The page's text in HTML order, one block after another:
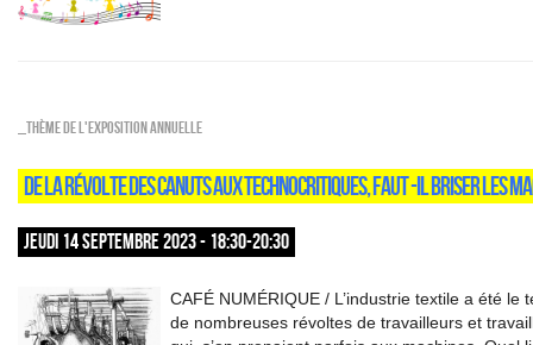
_Thème de l'exposition annuelle
DE LA RÉVOLTE DES CANUTS AUX TECHNOCRITIQUES, FAUT -IL BRISER LES
JEUDI 14 SEPTEMBRE 2023 - 18:30-20:30
CAFÉ NUMÉRIQUE / L’industrie textile a été le
de nombreuses révoltes de travailleurs et